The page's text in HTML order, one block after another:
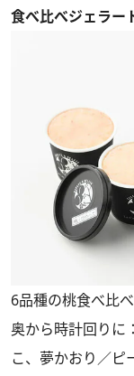
食べ比べジェラー
6品種の桃食べ比
奥から時計回りに
こ、夢かおり／ピ